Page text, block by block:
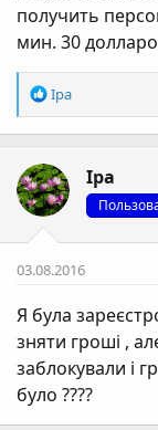
получить
мин. 30
Р
е
а
ц
і
ї
Ipa
Ipa
03.08.2016
Я була
зняти гроші ,
заблокували і
було ????